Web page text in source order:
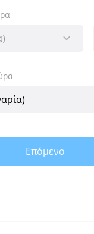
Επόμενο